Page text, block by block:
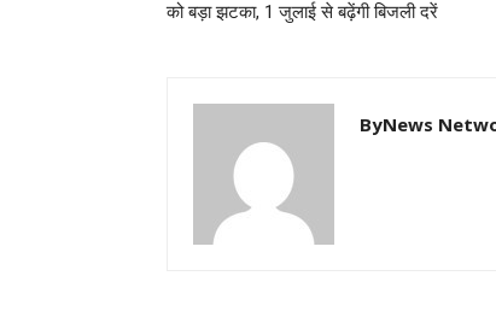
को बड़ा झटका, 1 जुलाई से बढ़ेंगी बिजली दरें
ByNews